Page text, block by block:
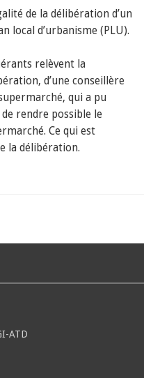
de la délibération d’un
local d’urbanisme (PLU).
relèvent la
d’une conseillère
qui a pu
rendre possible le
Ce qui est
la délibération.
ATD